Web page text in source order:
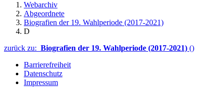
Webarchiv
Abgeordnete
Biografien der 19. Wahlperiode (2017-2021)
D
zurück zu: Biografien der 19. Wahlperiode (2017-2021) ()
Barrierefreiheit
Datenschutz
Impressum